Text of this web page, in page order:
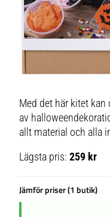
Med det här kitet
av
allt material och alla
Lägsta pris:259 kr
Jämför priser (1 butik)